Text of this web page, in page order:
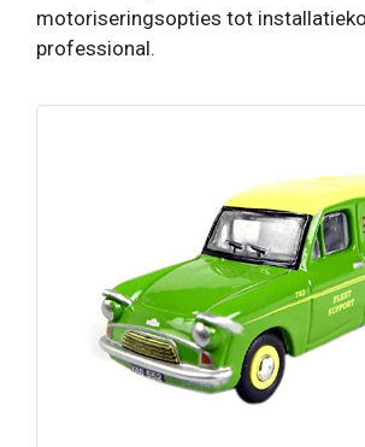
motoriseringsopties tot
professional.